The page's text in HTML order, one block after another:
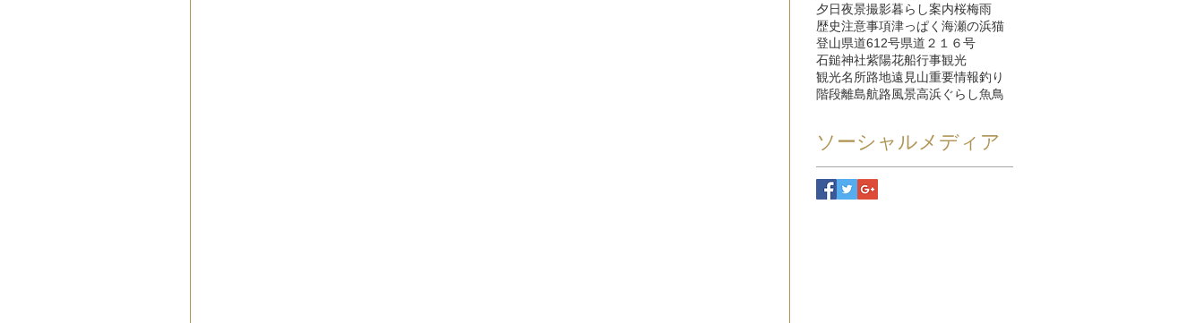
夕日夜景撮影暮らし案内桜梅雨
歴史注意事項津っぱく 海瀬の浜猫
登山県道612号県道２１６号
石鎚神社紫陽花船行事観光
観光名所路地遠見山重要情報釣り
階段離島航路 風景高浜ぐらし魚鳥
ソーシャルメディア